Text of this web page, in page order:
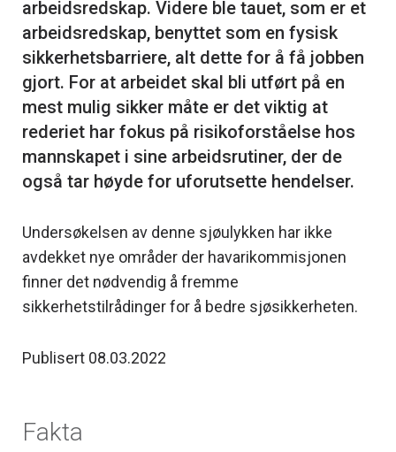
arbeidsredskap. Videre ble tauet, som er et
arbeidsredskap, benyttet som en fysisk
sikkerhetsbarriere, alt dette for å få jobben
gjort. For at arbeidet skal bli utført på en
mest mulig sikker måte er det viktig at
rederiet har fokus på risikoforståelse hos
mannskapet i sine arbeidsrutiner, der de
Undersøkelsen av denne sjøulykken har ikke
avdekket nye områder der havarikommisjonen
finner det nødvendig å fremme
sikkerhetstilrådinger for å bedre sjøsikkerheten.
Publisert 08.03.2022
Fakta